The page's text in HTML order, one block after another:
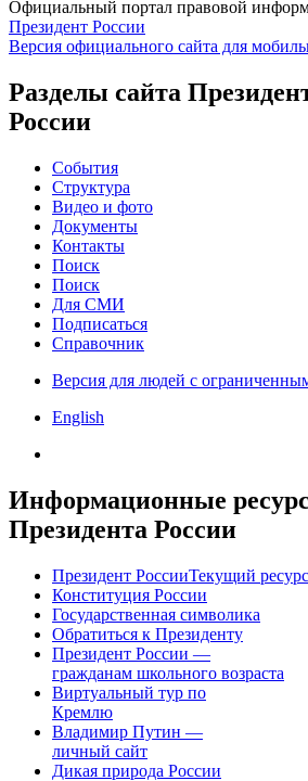
Официальный портал правовой
Президент России
Версия официального сайта для
Разделы сайта
России
События
Структура
Видео и фото
Документы
Контакты
Поиск
Поиск
Для СМИ
Подписаться
Справочник
Версия для людей с
English
Информационные
Президента России
Президент РоссииТекущий ресурс
Конституция России
Государственная символика
Обратиться к Президенту
Президент России —
гражданам школьного возраста
Виртуальный тур по
Кремлю
Владимир Путин —
личный сайт
Дикая природа России